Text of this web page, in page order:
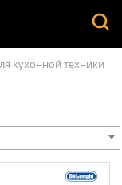
кухонной техники